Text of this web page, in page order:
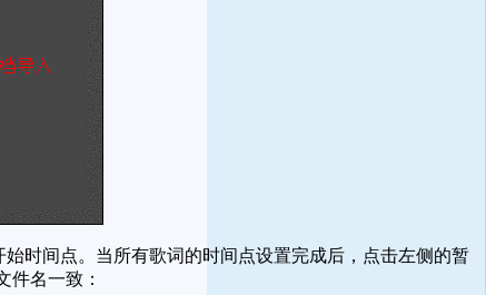
时间点。当所有歌词的时间点设置完成后，点击左侧的暂
件名一致：